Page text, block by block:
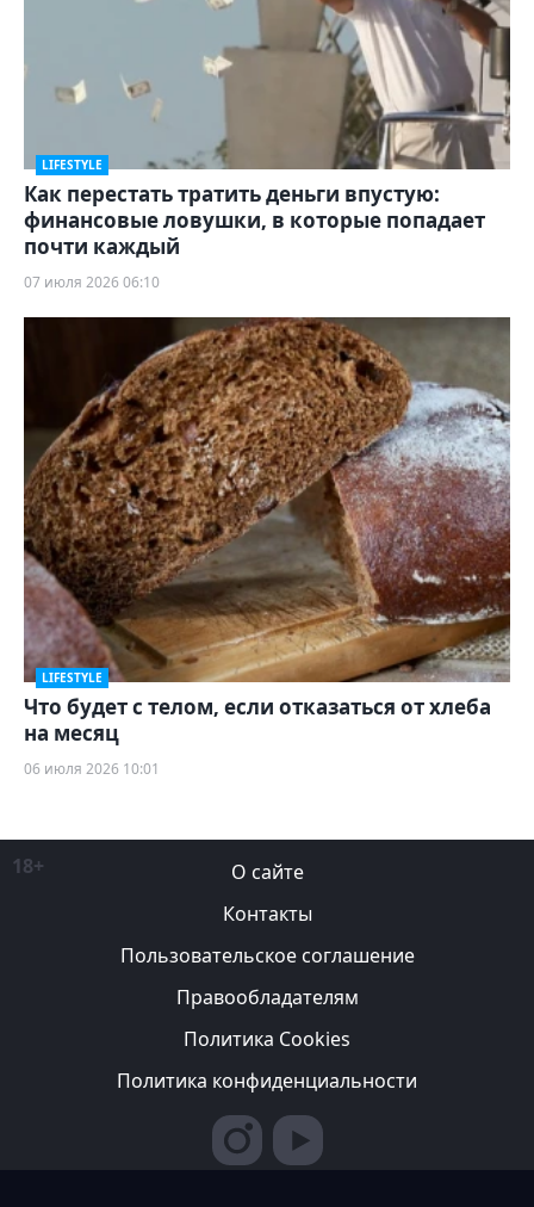
LIFESTYLE
Как перестать тратить деньги впустую:
финансовые ловушки, в которые попадает
почти каждый
07 июля 2026 06:10
LIFESTYLE
Что будет с телом, если отказаться от хлеба
на месяц
06 июля 2026 10:01
18+
О сайте
Контакты
Пользовательское соглашение
Правообладателям
Политика Cookies
Политика конфиденциальности